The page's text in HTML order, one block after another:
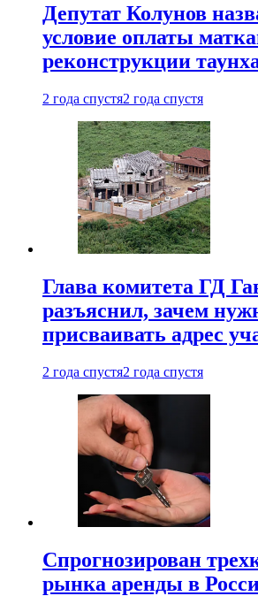
Депутат Колунов
условие оплаты
реконструкции
2 года спустя2 года спустя
Глава комитета ГД
разъяснил, зачем
присваивать адрес
2 года спустя2 года спустя
Спрогнозирован
рынка аренды в